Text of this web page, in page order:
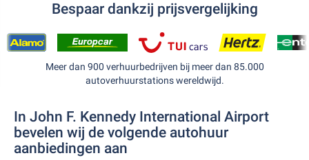
Bespaar dankzij prijsvergelijking
Meer dan 900 verhuurbedrijven bij meer dan 85.000
autoverhuurstations wereldwijd.
In John F. Kennedy International Airport
bevelen wij de volgende autohuur
aanbiedingen aan